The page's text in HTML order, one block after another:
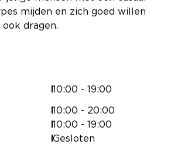
mijden en zich goed willen
dragen.
10:00 - 19:00
10:00 - 20:00
10:00 - 19:00
Gesloten